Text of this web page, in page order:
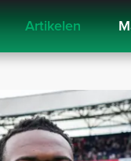
Artikelen